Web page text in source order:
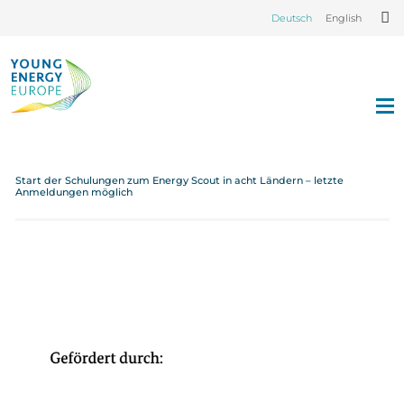
Deutsch English
Start der Schulungen zum Energy Scout in acht Ländern – letzte
Anmeldungen möglich